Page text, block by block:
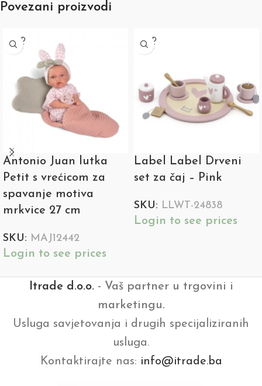
Povezani proizvodi
SOLD
OUT
Antonio Juan lutka
Petit s vrećicom za
spavanje motiva
mrkvice 27 cm
SKU: MAJ12442
Login to see prices
SOLD
OUT
Label Label Drveni
set za čaj – Pink
SKU: LLWT-24838
Login to see prices
Itrade d.o.o.- Vaš partner u trgovini i
marketingu.
Usluga savjetovanja i drugih specijaliziranih
usluga.
Kontaktirajte nas: info@itrade.ba